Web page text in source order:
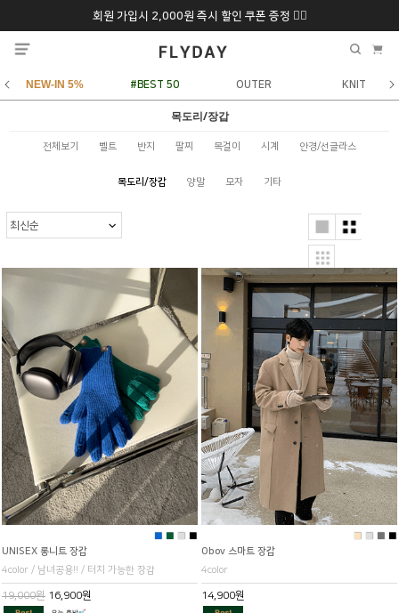
회원 가입시 2,000원 즉시 할인 쿠폰 증정 ❤️‍🔥
추석 특별 할인 10~20% 9/6 화 ~ 9/12월
NEW-IN 5% #BEST 50 OUTER KNIT
목도리/장갑
전체보기 벨트 반지 팔찌 목걸이 시계 안경/선글라스
목도리/장갑 양말 모자 기타
■ ■ ■ ■
UNISEX 롱니트 장갑
4color / 남녀공용!! / 터치 가능한 장갑
19,000원 16,900원
■ ■ ■ ■
Obov 스마트 장갑
4color
14,900원